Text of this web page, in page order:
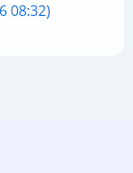
08:32)